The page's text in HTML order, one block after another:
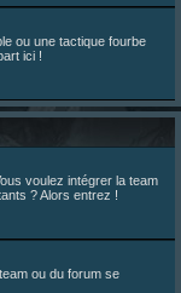
ou une tactique fourbe
ici !
voulez intégrer la team
? Alors entrez !
ou du forum se